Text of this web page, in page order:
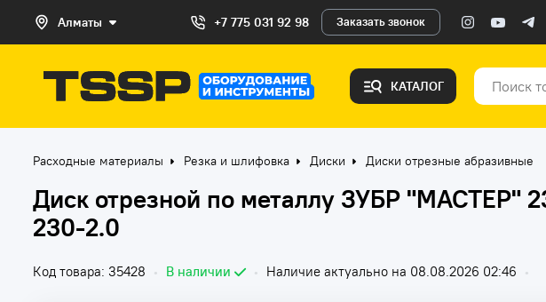
Алматы +7 775 031 92 98 Заказать звонок
КАТАЛОГ
Расходные материалы Резка и шлифовка Диски Диски отрезные абразивные
Диск отрезной по металлу ЗУБР "МАСТЕР"
230-2.0
Код товара: 35428 • В наличии • Наличие актуально на 08.08.2026 02:46 •